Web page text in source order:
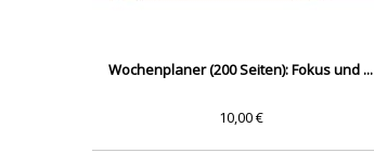
Wochenplaner (200 Seiten): Fokus und ...
10,00 €